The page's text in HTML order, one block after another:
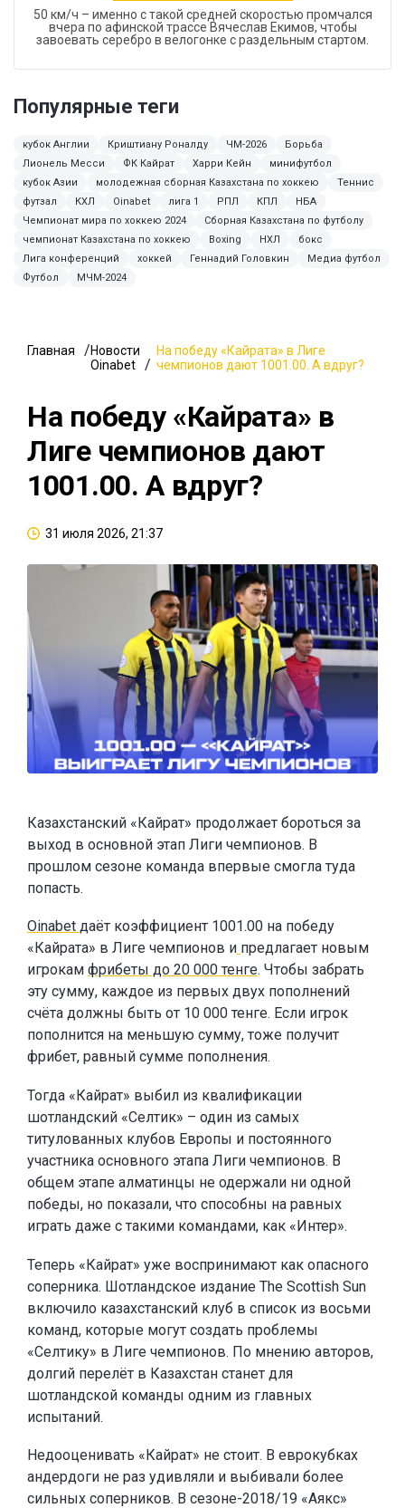
50 км/ч – именно с такой средней скоростью промчался
вчера по афинской трассе Вячеслав Екимов, чтобы
завоевать серебро в велогонке с раздельным стартом.
Популярные теги
кубок Англии Криштиану Роналду ЧМ-2026
Борьба
Лионель Месси
ФК Кайрат Харри Кейн
минифутбол
кубок Азии
молодежная сборная Казахстана по хоккею
Теннис
футзал
КХЛ Oinabet лига 1 РПЛ КПЛ
НБА
Чемпионат мира по хоккею 2024
Сборная Казахстана по футболу
чемпионат Казахстана по хоккею
Boxing НХЛ
бокс
Лига конференций
хоккей Геннадий Головкин
Медиа футбол
Футбол
МЧМ-2024
Главная
Новости
Oinabet
На победу «Кайрата» в Лиге
чемпионов дают 1001.00. А вдруг?
На победу «Кайрата» в
Лиге чемпионов дают
1001.00. А вдруг?
31 июля 2026, 21:37
Казахстанский «Кайрат» продолжает бороться за
выход в основной этап Лиги чемпионов. В
прошлом сезоне команда впервые смогла туда
попасть.
Oinabet даёт коэффициент 1001.00 на победу
«Кайрата» в Лиге чемпионов и предлагает новым
игрокам фрибеты до 20 000 тенге. Чтобы забрать
эту сумму, каждое из первых двух пополнений
счёта должны быть от 10 000 тенге. Если игрок
пополнится на меньшую сумму, тоже получит
фрибет, равный сумме пополнения.
Тогда «Кайрат» выбил из квалификации
шотландский «Селтик» – один из самых
титулованных клубов Европы и постоянного
участника основного этапа Лиги чемпионов. В
общем этапе алматинцы не одержали ни одной
победы, но показали, что способны на равных
играть даже с такими командами, как «Интер».
Теперь «Кайрат» уже воспринимают как опасного
соперника. Шотландское издание The Scottish Sun
включило казахстанский клуб в список из восьми
команд, которые могут создать проблемы
«Селтику» в Лиге чемпионов. По мнению авторов,
долгий перелёт в Казахстан станет для
шотландской команды одним из главных
испытаний.
Недооценивать «Кайрат» не стоит. В еврокубках
андердоги не раз удивляли и выбивали более
сильных соперников. В сезоне-2018/19 «Аякс»